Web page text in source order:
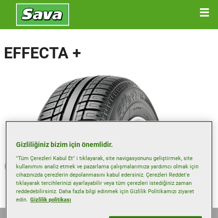
EFFECTA +
Yaz
Gizliliğiniz bizim için önemlidir.
"Tüm Çerezleri Kabul Et" i tıklayarak, site navigasyonunu geliştirmek, site
kullanımını analiz etmek ve pazarlama çalışmalarımıza yardımcı olmak için
cihazınızda çerezlerin depolanmasını kabul edersiniz. Çerezleri Reddet'e
tıklayarak tercihlerinizi ayarlayabilir veya tüm çerezleri istediğiniz zaman
reddedebilirsiniz. Daha fazla bilgi edinmek için Gizlilik Politikamızı ziyaret
edin. Gizlilik politikası